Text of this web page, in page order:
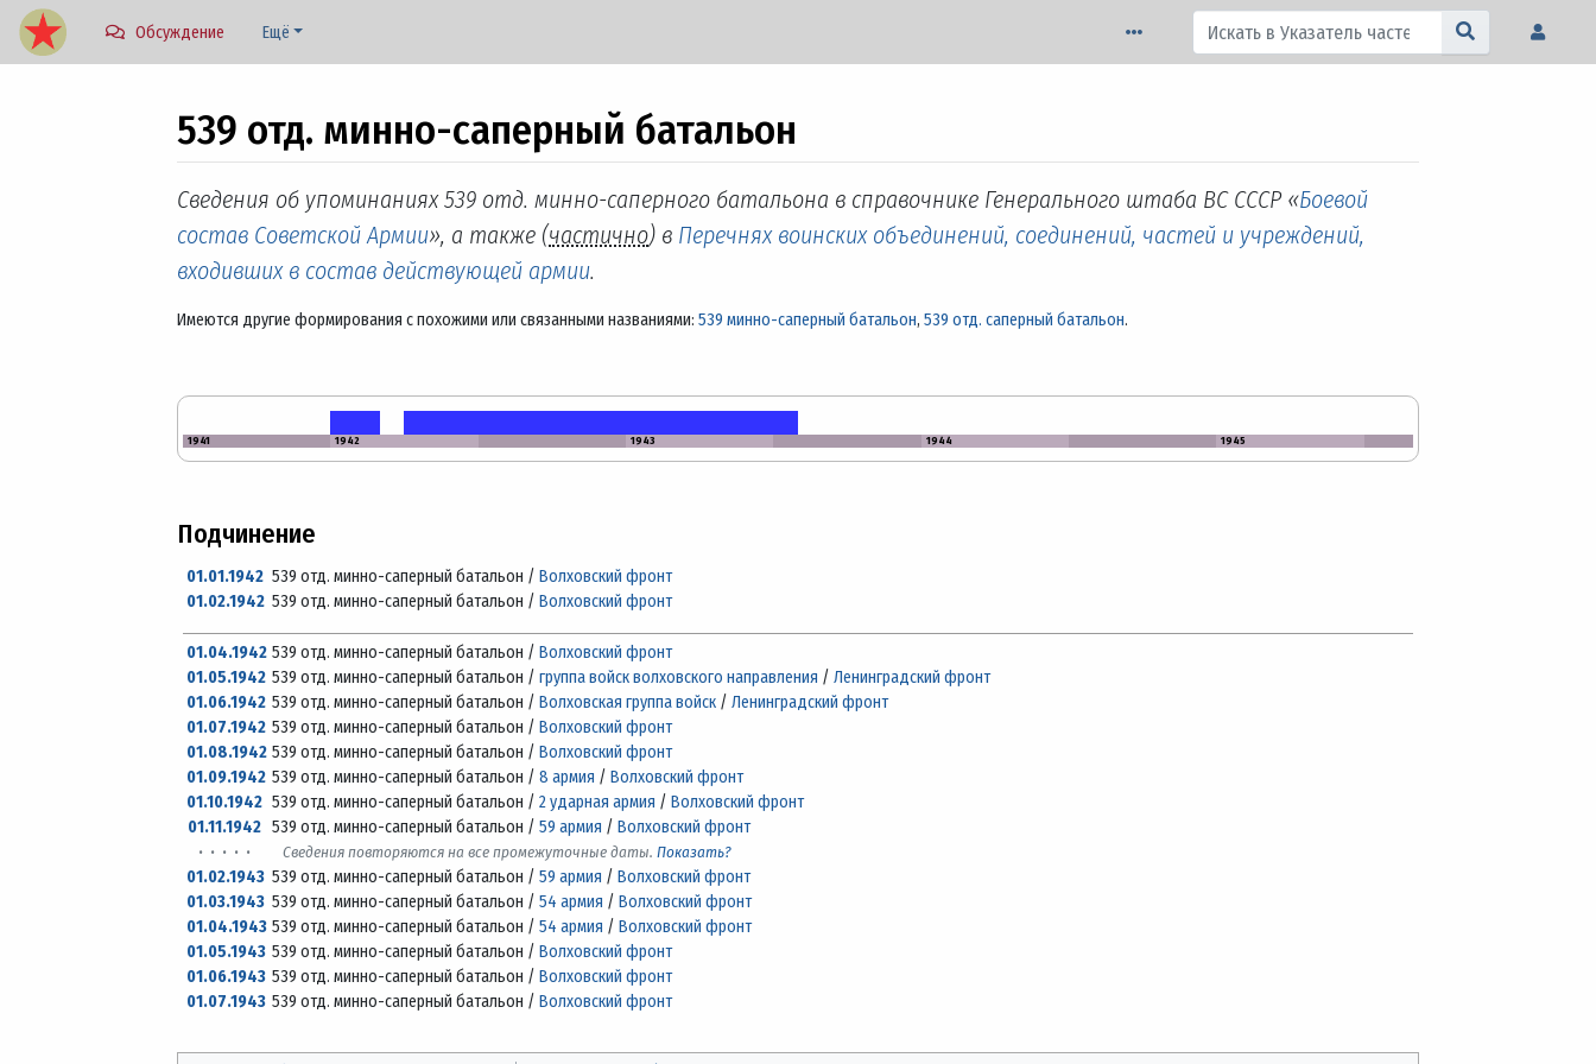
Обсуждение Ещё
539 отд. минно-саперный батальон
Перейти к:навигация,поиск
Сведения об упоминаниях 539 отд. минно-саперного батальона в справочнике Генерального штаба ВС СССР «Боевой
состав Советской Армии», а также (частично) в Перечнях воинских объединений, соединений, частей и учреждений,
входивших в состав действующей армии.
Имеются другие формирования с похожими или связанными названиями: 539 минно-саперный батальон, 539 отд. саперный батальон.
1941 1942 1943 1944 1945
Подчинение
01.01.1942539 отд. минно-саперный батальон /Волховский фронт
01.02.1942539 отд. минно-саперный батальон /Волховский фронт
01.04.1942539 отд. минно-саперный батальон /Волховский фронт
01.05.1942539 отд. минно-саперный батальон /группа войск волховского направления /Ленинградский фронт
01.06.1942539 отд. минно-саперный батальон /Волховская группа войск /Ленинградский фронт
01.07.1942539 отд. минно-саперный батальон /Волховский фронт
01.08.1942539 отд. минно-саперный батальон /Волховский фронт
01.09.1942539 отд. минно-саперный батальон /8 армия /Волховский фронт
01.10.1942539 отд. минно-саперный батальон /2 ударная армия /Волховский фронт
01.11.1942 539 отд. минно-саперный батальон /59 армия /Волховский фронт
· · · · ·
Сведения повторяются на все промежуточные даты.Показать?
01.02.1943539 отд. минно-саперный батальон /59 армия /Волховский фронт
01.03.1943539 отд. минно-саперный батальон /54 армия /Волховский фронт
01.04.1943539 отд. минно-саперный батальон /54 армия /Волховский фронт
01.05.1943539 отд. минно-саперный батальон /Волховский фронт
01.06.1943539 отд. минно-саперный батальон /Волховский фронт
01.07.1943539 отд. минно-саперный батальон /Волховский фронт